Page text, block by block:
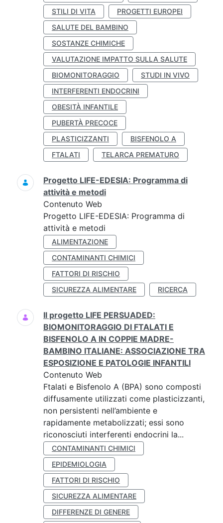
STILI DI VITA
PROGETTI EUROPEI
SALUTE DEL BAMBINO
SOSTANZE CHIMICHE
VALUTAZIONE IMPATTO SULLA SALUTE
BIOMONITORAGGIO
STUDI IN VIVO
INTERFERENTI ENDOCRINI
OBESITÀ INFANTILE
PUBERTÀ PRECOCE
PLASTICIZZANTI
BISFENOLO A
FTALATI
TELARCA PREMATURO
Progetto LIFE-EDESIA: Programma di
attività e metodi
Contenuto Web
Progetto LIFE-EDESIA: Programma di
attività e metodi
ALIMENTAZIONE
CONTAMINANTI CHIMICI
FATTORI DI RISCHIO
SICUREZZA ALIMENTARE
RICERCA
Il progetto LIFE PERSUADED:
BIOMONITORAGGIO DI FTALATI E
BISFENOLO A IN COPPIE MADRE-
BAMBINO ITALIANE: ASSOCIAZIONE TRA
ESPOSIZIONE E PATOLOGIE INFANTILI
Contenuto Web
Ftalati e Bisfenolo A (BPA) sono composti
diffusamente utilizzati come plasticizzanti,
non persistenti nell’ambiente e
rapidamente metabolizzati; essi sono
riconosciuti interferenti endocrini la...
CONTAMINANTI CHIMICI
EPIDEMIOLOGIA
FATTORI DI RISCHIO
SICUREZZA ALIMENTARE
DIFFERENZE DI GENERE